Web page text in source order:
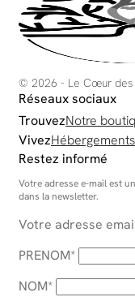
© 2026 - Le Cœur des
Réseaux sociaux
TrouvezNotre
Vivez
Restez informé
Votre adresse e-mail est
dans la newsletter.
Votre adresse
PRENOM*
NOM*